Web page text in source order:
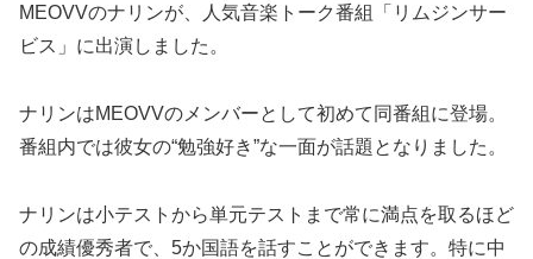
MEOVVのナリンが、人気音楽トーク番組「リムジンサー
ビス」に出演しました。
ナリンはMEOVVのメンバーとして初めて同番組に登場。
番組内では彼女の“勉強好き”な一面が話題となりました。
ナリンは小テストから単元テストまで常に満点を取るほど
の成績優秀者で、5か国語を話すことができます。特に中